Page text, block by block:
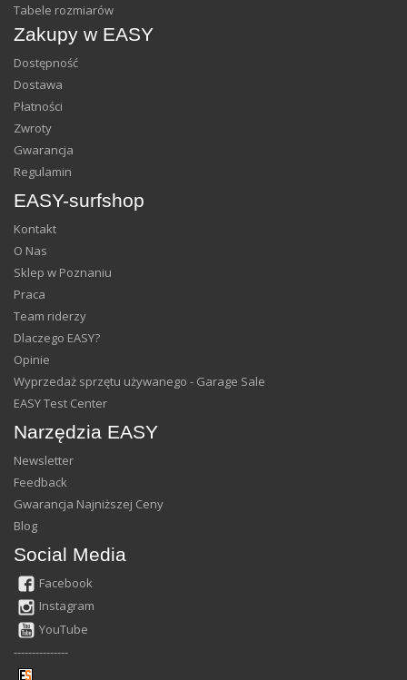
Tabele rozmiarów
Zakupy w EASY
Dostępność
Dostawa
Płatności
Zwroty
Gwarancja
Regulamin
EASY-surfshop
Kontakt
O Nas
Sklep w Poznaniu
Praca
Team riderzy
Dlaczego EASY?
Opinie
Wyprzedaż sprzętu używanego - Garage Sale
EASY Test Center
Narzędzia EASY
Newsletter
Feedback
Gwarancja Najniższej Ceny
Blog
Social Media
Facebook
Instagram
YouTube
---------------